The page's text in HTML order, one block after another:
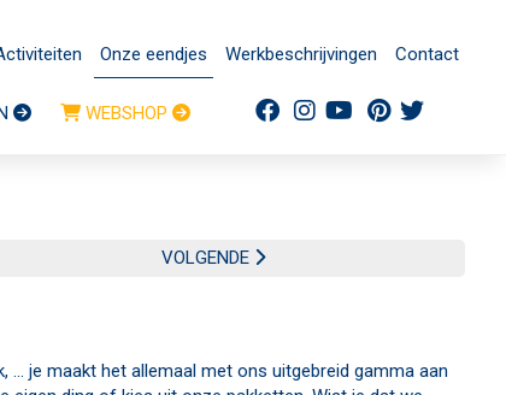
Onze eendjes Werkbeschrijvingen Contact
WEBSHOP
VOLGENDE
... je maakt het allemaal met ons uitgebreid gamma aan